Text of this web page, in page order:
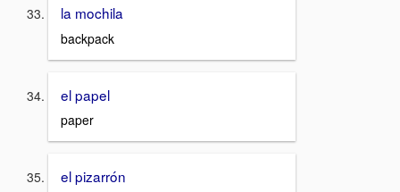
la mochila
backpack
el papel
paper
el pizarrón